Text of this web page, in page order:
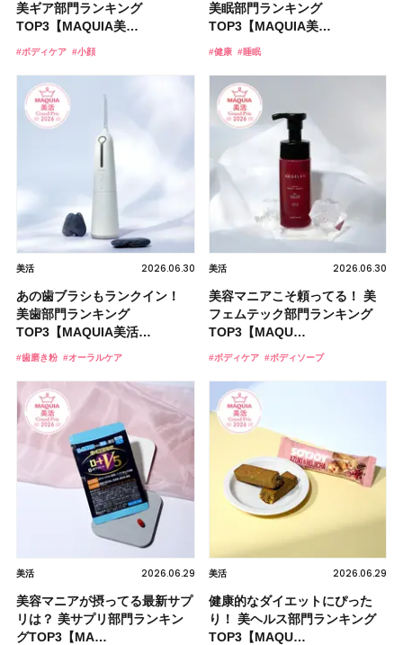
美ギア部門ランキング
TOP3【MAQUIA美…
#ボディケア #小顔
美眠部門ランキング
TOP3【MAQUIA美…
#健康 #睡眠
美活 2026.06.30
あの歯ブラシもランクイン！
美歯部門ランキング
TOP3【MAQUIA美活…
#歯磨き粉 #オーラルケア
美活 2026.06.30
美容マニアこそ頼ってる！ 美
フェムテック部門ランキング
TOP3【MAQU…
#ボディケア #ボディソープ
美活 2026.06.29
美容マニアが摂ってる最新サプ
リは？ 美サプリ部門ランキン
グTOP3【MA…
美活 2026.06.29
健康的なダイエットにぴった
り！ 美ヘルス部門ランキング
TOP3【MAQU…